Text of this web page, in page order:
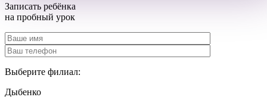
Записать ребёнка
на пробный урок
Выберите филиал:
Дыбенко